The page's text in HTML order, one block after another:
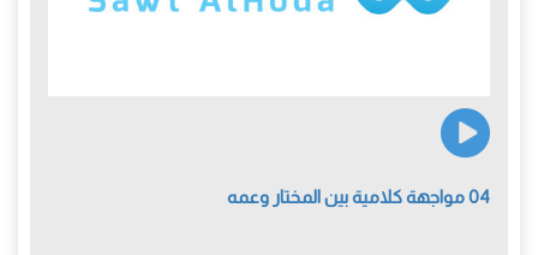
04 مواجهة كلامية بين المختار وعمه